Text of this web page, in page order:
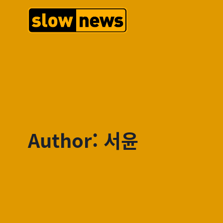
Author: 서윤